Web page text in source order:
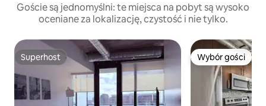
Goście są jednomyślni: te miejsca na pobyt są wysoko
oceniane za lokalizację, czystość i nie tylko.
Superhost
Superhost Wybór gości
Wybór gości